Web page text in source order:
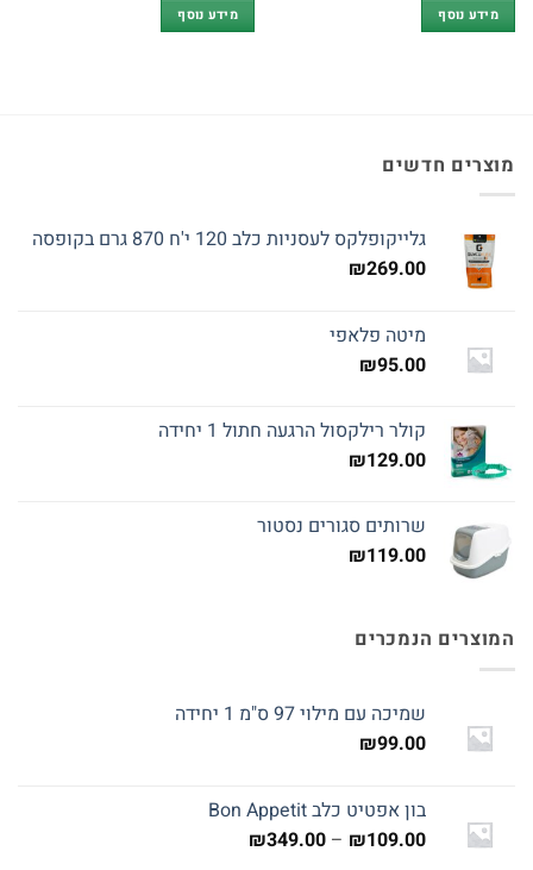
מידע נוסף מידע נוסף
מוצרים חדשים
גלייקופלקס לעסניות כלב 120 י'ח 870 גרם בקופסה
₪269.00
מיטה פלאפי
₪95.00
קולר רילקסול הרגעה חתול 1 יחידה
₪129.00
שרותים סגורים נסטור
₪119.00
המוצרים הנמכרים
שמיכה עם מילוי 97 ס"מ 1 יחידה
₪99.00
בון אפטיט כלב Bon Appetit
₪109.00
–
₪349.00